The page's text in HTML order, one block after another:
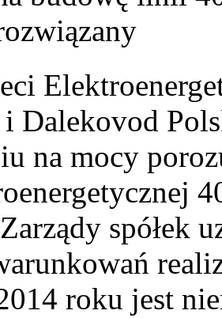
Dalekovod
na mocy
spółek
roku jest